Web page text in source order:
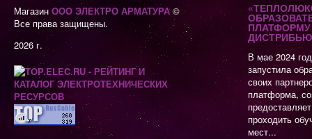
Магазин ООО ЭЛЕКТРО АРМАТУРА©
Все права защищены.
2026 г.
В мае 2024
запустила
своих
платформа,
проходить
мест...